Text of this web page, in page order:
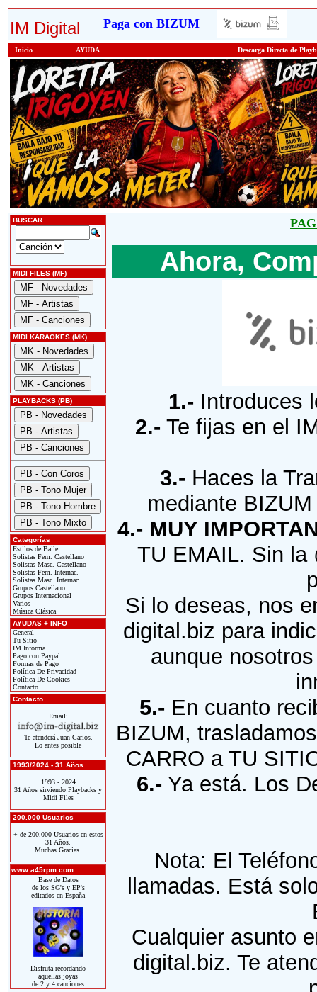
IM Digital Paga con BIZUM
Inicio AYUDA Descarga Directa de
BUSCAR
MIDI FILES (MF)
MIDI KARAOKES (MK)
PLAYBACKS (PB)
Categorías
Estilos de Baile
Solistas Fem. Castellano
Solistas Masc. Castellano
Solistas Fem. Internac.
Solistas Masc. Internac.
Grupos Castellano
Grupos Internacional
Varios
Música Clásica
AYUDAS + INFO
General
Tu Sitio
IM Informa
Pago con Paypal
Formas de Pago
Política De Privacidad
Política De Cookies
Contacto
Contacto
Email:
Te atenderá Juan Carlos.
Lo antes posible
1993/2024 - 31 Años
1993 - 2024
31 Años sirviendo Playbacks y
Midi Files
200.000 Usuarios
+ de 200.000 Usuarios en estos
31 Años.
Muchas Gracias.
www.a45rpm.com
Base de Datos
de los SG's y EP's
editados en España
Disfruta recordando
aquellas joyas
de 2 y 4 canciones
Ahora,
1.- Introduces
2.- Te fijas en el
3.- Haces la
mediante
4.- MUY
TU EMAIL. Sin la
Si lo deseas, nos
digital.biz para
aunque
5.- En cuanto
BIZUM,
CARRO a TU
6.- Ya está. Los
Nota: El
llamadas. Está
Cualquier asunto
digital.biz. Te